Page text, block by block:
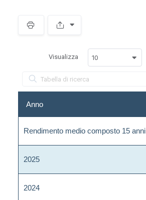
Visualizza 10
Anno
Rendimento medio composto 15 anni
2025
2024